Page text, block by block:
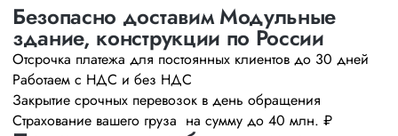
Безопасно доставим Модульные
здание, конструкции по России
Отсрочка платежа для постоянных клиентов до 30 дней
Работаем с НДС и без НДС
Закрытие срочных перевозок в день обращения
Страхование вашего груза на сумму до 40 млн. ₽